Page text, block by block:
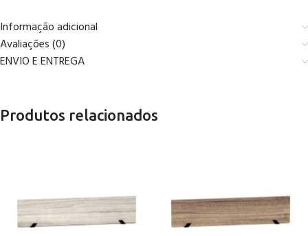
Informação adicional
Avaliações (0)
ENVIO E ENTREGA
Produtos relacionados